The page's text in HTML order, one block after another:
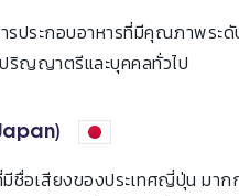
ประกอบอาหารที่มีคุณภาพระ
ญญาตรีและบุคคลทั่วไป
ชื่อเสียงของประเทศญี่ปุ่น มา